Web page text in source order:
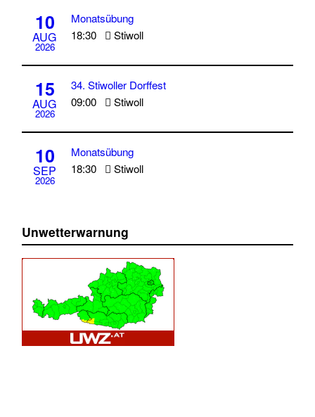
10
AUG
2026
Monatsübung
18:30
Stiwoll
15
AUG
2026
34. Stiwoller Dorffest
09:00
Stiwoll
10
SEP
2026
Monatsübung
18:30
Stiwoll
Unwetterwarnung